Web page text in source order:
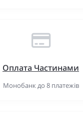
Оплата Частинами
Монобанк до 8 платежів